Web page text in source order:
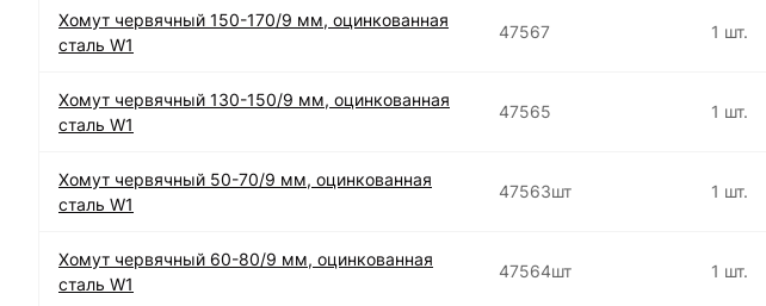
Хомут червячный 150-170/9 мм, оцинкованная
сталь W1
47567 1 шт.
Хомут червячный 130-150/9 мм, оцинкованная
сталь W1
47565 1 шт.
Хомут червячный 50-70/9 мм, оцинкованная
сталь W1
47563шт 1 шт.
Хомут червячный 60-80/9 мм, оцинкованная
сталь W1
47564шт 1 шт.